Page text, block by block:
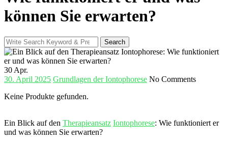
können Sie erwarten?
Search
for:
Search
30 Apr.
30. April 2025 Grundlagen der Iontophorese No Comments
Keine Produkte gefunden.
Ein Blick auf den⁣ Therapieansatz Iontophorese: Wie funktioniert er
und was können Sie erwarten?